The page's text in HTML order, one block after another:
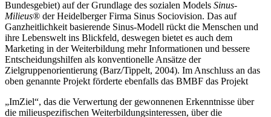
Bundesgebiet) auf der Grundlage des sozialen Models Sinus-
Milieus® der Heidelberger Firma Sinus Sociovision. Das auf
Ganzheitlichkeit basierende Sinus-Modell rückt die Menschen und
ihre Lebenswelt ins Blickfeld, deswegen bietet es auch dem
Marketing in der Weiterbildung mehr Informationen und bessere
Entscheidungshilfen als konventionelle Ansätze der
Zielgruppenorientierung (Barz/Tippelt, 2004). Im Anschluss an das
oben genannte Projekt förderte ebenfalls das BMBF das Projekt
„ImZiel“, das die Verwertung der gewonnenen Erkenntnisse über
die milieuspezifischen Weiterbildungsinteressen, über die